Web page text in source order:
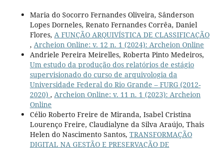
Maria do Socorro Fernandes Oliveira, Sânderson
Lopes Dorneles, Renato Fernandes Corrêa, Daniel
Flores, A FUNÇÃO ARQUIVÍSTICA DE CLASSIFICAÇÃO
, Archeion Online: v. 12 n. 1 (2024): Archeion Online
Andriele Pereira Meirelles, Roberta Pinto Medeiros,
Um estudo da produção dos relatórios de estágio
supervisionado do curso de arquivologia da
Universidade Federal do Rio Grande – FURG (2012-
2020) , Archeion Online: v. 11 n. 1 (2023): Archeion
Online
Célio Roberto Freire de Miranda, Isabel Cristina
Lourenço Freire, Claudialyne da Silva Araújo, Thais
Helen do Nascimento Santos, TRANSFORMAÇÃO
DIGITAL NA GESTÃO E PRESERVAÇÃO DE